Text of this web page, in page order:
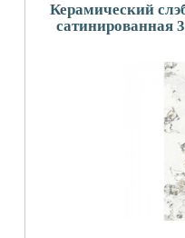
Керамический
сатинированная